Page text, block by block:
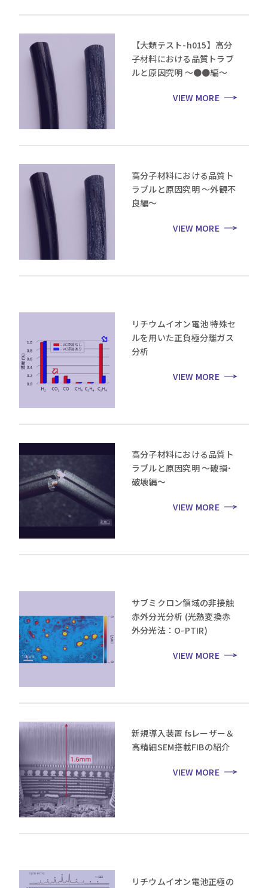
【大類テスト-h015】高分
子材料における品質トラブ
ルと原因究明 ～●●編～
VIEW MORE
高分子材料における品質ト
ラブルと原因究明 ～外観不
良編～
VIEW MORE
リチウムイオン電池 特殊セ
ルを用いた正負極分離ガス
分析
VIEW MORE
高分子材料における品質ト
ラブルと原因究明 ～破損･
破壊編～
VIEW MORE
サブミクロン領域の非接触
赤外分光分析 (光熱変換赤
外分光法：O-PTIR)
VIEW MORE
新規導入装置 fsレーザー＆
高精細SEM搭載FIBの紹介
VIEW MORE
リチウムイオン電池正極の